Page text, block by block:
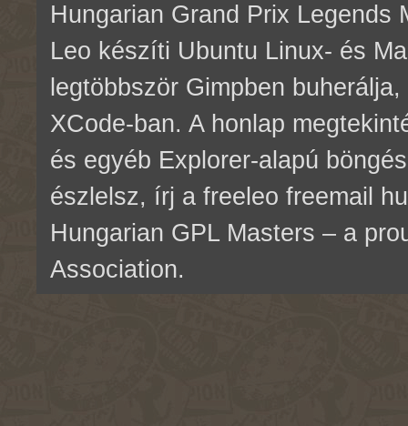
Hungarian Grand Prix Legends
Leo készíti Ubuntu Linux- és
legtöbbször Gimpben
XCode-ban. A honlap
és egyéb Explorer-alapú
észlelsz, írj a freeleo freemail
Hungarian GPL Masters – a
Association.